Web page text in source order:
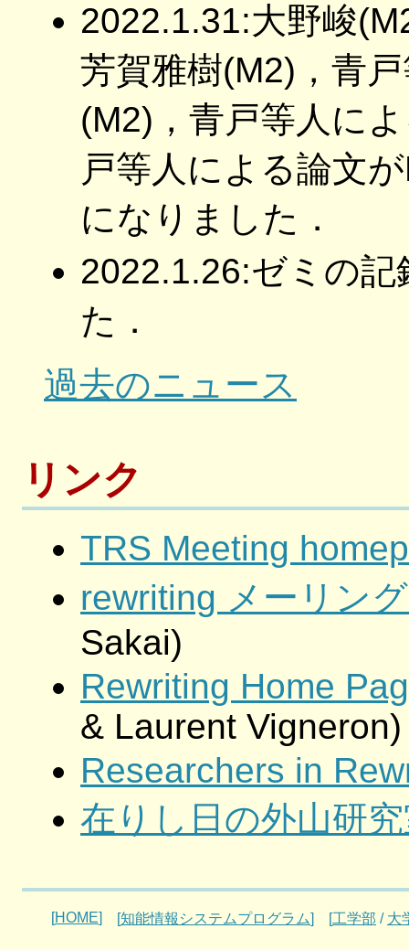
2022.1.31:大野峻
芳賀雅樹(M2)，青
(M2)，青戸等人に
戸等人による論文
になりました．
2022.1.26:ゼミの
た．
過去のニュース
リンク
TRS Meeting
rewriting メーリン
Sakai)
Rewriting Home
& Laurent Vigneron)
Researchers in
在りし日の外山研
[HOME] [知能情報システムプログラム] [工学部 / 大